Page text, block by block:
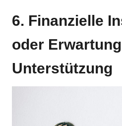
6. Finanzielle
oder
Unterstützung